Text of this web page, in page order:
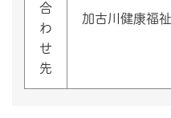
合
わ
せ
先
加古川健康福